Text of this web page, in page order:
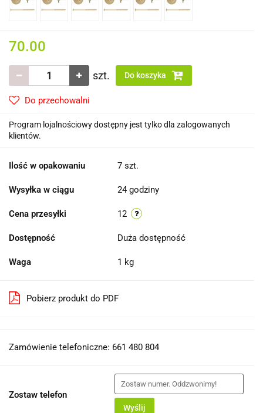
70.00
szt. Do koszyka
Do przechowalni
Program lojalnościowy dostępny jest tylko dla zalogowanych
klientów.
Ilość w opakowaniu 7 szt.
Wysyłka w ciągu 24 godziny
Cena przesyłki 12
Dostępność Duża dostępność
Waga 1 kg
Pobierz produkt do PDF
Zamówienie telefoniczne: 661 480 804
Zostaw telefon
Wyślij